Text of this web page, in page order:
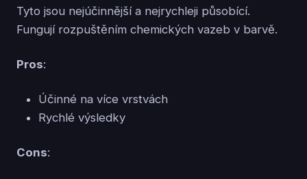
Tyto jsou nejúčinnější a nejrychleji působící.
Fungují rozpuštěním chemických vazeb v barvě.
Pros:
Účinné na více vrstvách
Rychlé výsledky
Cons: